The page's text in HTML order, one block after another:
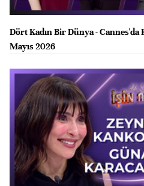
Dört Kadın Bir Dünya - Cannes'da
Mayıs 2026